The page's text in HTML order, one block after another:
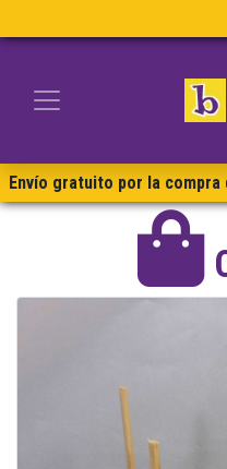
Envío gratuito por la